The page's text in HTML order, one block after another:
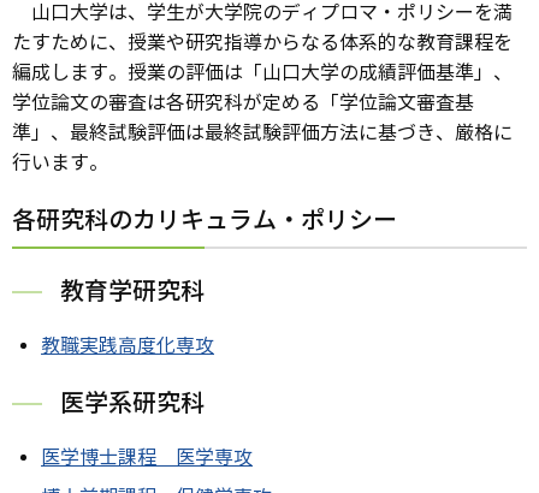
山口大学は、学生が大学院のディプロマ・ポリシーを満
たすために、授業や研究指導からなる体系的な教育課程を
編成します。授業の評価は「山口大学の成績評価基準」、
学位論文の審査は各研究科が定める「学位論文審査基
準」、最終試験評価は最終試験評価方法に基づき、厳格に
行います。
各研究科のカリキュラム・ポリシー
教育学研究科
教職実践高度化専攻
医学系研究科
医学博士課程 医学専攻